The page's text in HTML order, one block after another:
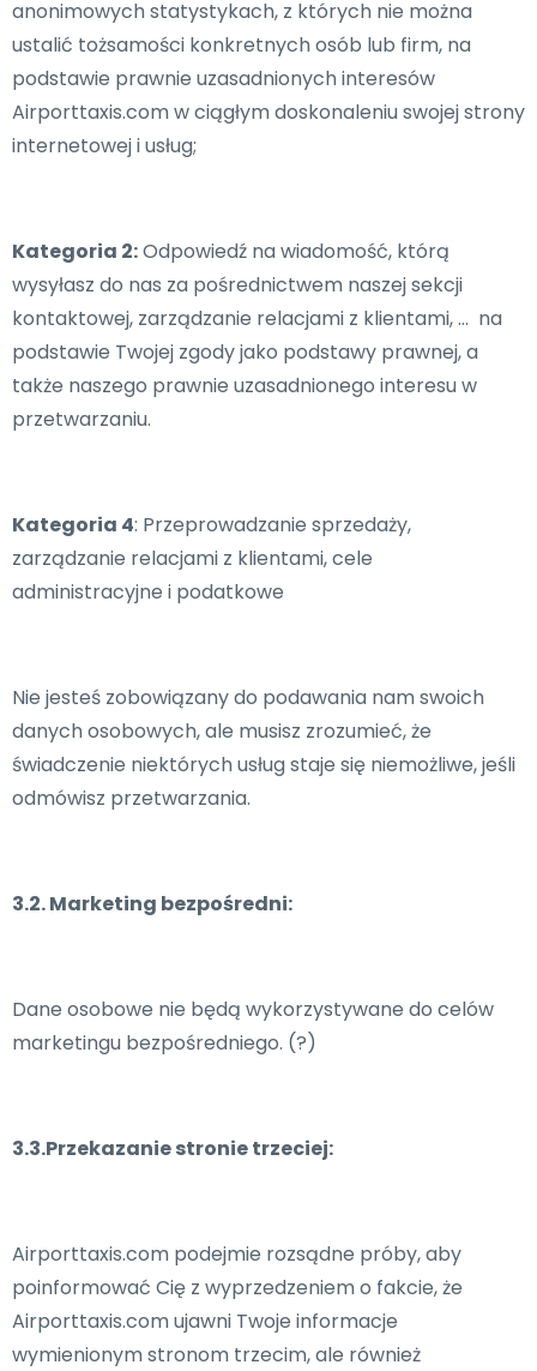
anonimowych statystykach, z których nie można
ustalić tożsamości konkretnych osób lub firm, na
podstawie prawnie uzasadnionych interesów
Airporttaxis.com w ciągłym doskonaleniu swojej strony
internetowej i usług;
Kategoria 2:Odpowiedź na wiadomość, którą
wysyłasz do nas za pośrednictwem naszej sekcji
kontaktowej, zarządzanie relacjami z klientami, … na
podstawie Twojej zgody jako podstawy prawnej, a
także naszego prawnie uzasadnionego interesu w
przetwarzaniu.
Kategoria 4: Przeprowadzanie sprzedaży,
zarządzanie relacjami z klientami, cele
administracyjne i podatkowe
Nie jesteś zobowiązany do podawania nam swoich
danych osobowych, ale musisz zrozumieć, że
świadczenie niektórych usług staje się niemożliwe, jeśli
odmówisz przetwarzania.
3.2. Marketing bezpośredni:
Dane osobowe nie będą wykorzystywane do celów
marketingu bezpośredniego. (?)
3.3.Przekazanie stronie trzeciej:
Airporttaxis.com podejmie rozsądne próby, aby
poinformować Cię z wyprzedzeniem o fakcie, że
Airporttaxis.com ujawni Twoje informacje
wymienionym stronom trzecim, ale również